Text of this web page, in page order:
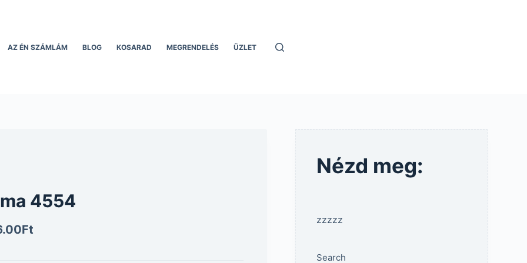
AZ ÉN SZÁMLÁM BLOG KOSARAD MEGRENDELÉS ÜZLET
4554
Ft
Nézd meg:
zzzzz
Search